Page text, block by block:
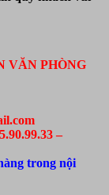
VĂN PHÒNG
–
trong nội